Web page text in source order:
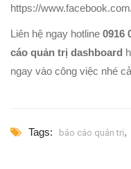
https://
Liên hệ ngay hotline 0916
cáo quản trị dashboard
ngay vào công việc nhé
Tags: báo cáo quản trị,